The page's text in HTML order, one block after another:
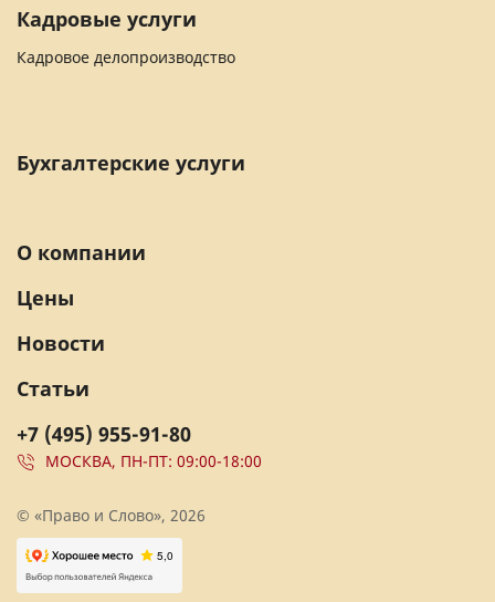
Кадровые услуги
Кадровое делопроизводство
Бухгалтерские услуги
+7 (495) 955-91-80
МОСКВА, ПН-ПТ: 09:00-18:00
О компании
Цены
Новости
Статьи
© «Право и Слово», 2026